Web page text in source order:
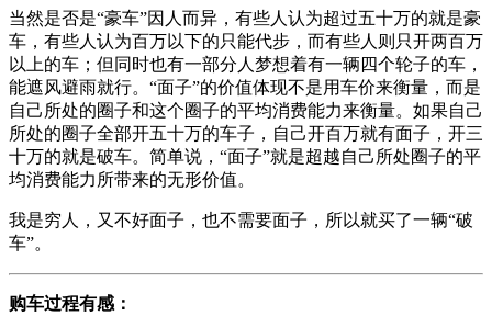
当然是否是“豪车”因人而异，有些人认为超过五十万的就是豪
车，有些人认为百万以下的只能代步，而有些人则只开两百万
以上的车；但同时也有一部分人梦想着有一辆四个轮子的车，
能遮风避雨就行。“面子”的价值体现不是用车价来衡量，而是
自己所处的圈子和这个圈子的平均消费能力来衡量。如果自己
所处的圈子全部开五十万的车子，自己开百万就有面子，开三
十万的就是破车。简单说，“面子”就是超越自己所处圈子的平
均消费能力所带来的无形价值。
我是穷人，又不好面子，也不需要面子，所以就买了一辆“破
车”。
购车过程有感：